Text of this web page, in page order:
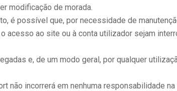
modificação de morada.
é possível que, por necessidade de
ao site ou à conta utilizador sejam
e, de um modo geral, por qualquer
não incorrerá em nenhuma responsabilidade